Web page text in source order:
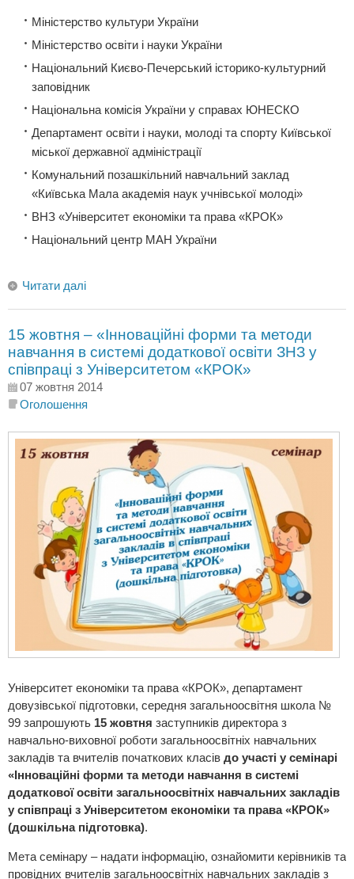
Міністерство культури України
Міністерство освіти і науки України
Національний Києво-Печерський історико-культурний
заповідник
Національна комісія України у справах ЮНЕСКО
Департамент освіти і науки, молоді та спорту Київської
міської державної адміністрації
Комунальний позашкільний навчальний заклад
«Київська Мала академія наук учнівської молоді»
ВНЗ «Університет економіки та права «КРОК»
Національний центр МАН України
Читати далі
15 жовтня – «Інноваційні форми та методи
навчання в системі додаткової освіти ЗНЗ у
співпраці з Університетом «КРОК»
07 жовтня 2014
Оголошення
Університет економіки та права «КРОК», департамент
довузівської підготовки, середня загальноосвітня школа №
99 запрошують 15 жовтня заступників директора з
навчально-виховної роботи загальноосвітніх навчальних
закладів та вчителів початкових класів до участі у семінарі
«Інноваційні форми та методи навчання в системі
додаткової освіти загальноосвітніх навчальних закладів
у співпраці з Університетом економіки та права «КРОК»
(дошкільна підготовка).
Мета семінару – надати інформацію, ознайомити керівників та
провідних вчителів загальноосвітніх навчальних закладів з